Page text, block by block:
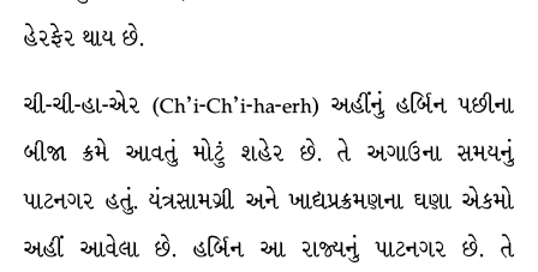
હેરફેર થાય છે.
ચી-ચી-હા-એર (Ch’i-Ch’i-ha-erh) અહીંનું હર્બિન પછીના
બીજા ક્રમે આવતું મોટું શહેર છે. તે અગાઉના સમયનું
પાટનગર હતું. યંત્રસામગ્રી અને ખાદ્યપ્રક્રમણના ઘણા એકમો
અહીં આવેલા છે. હર્બિન આ રાજ્યનું પાટનગર છે. તે